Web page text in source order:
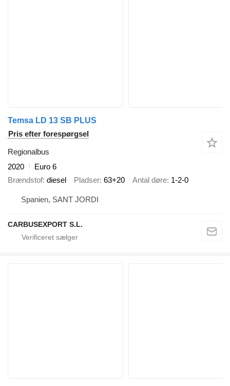
Temsa LD 13 SB PLUS
Pris efter forespørgsel
Regionalbus
2020
Euro 6
Brændstof diesel Pladser 63+20 Antal døre 1-2-0
Spanien, SANT JORDI
CARBUSEXPORT S.L.